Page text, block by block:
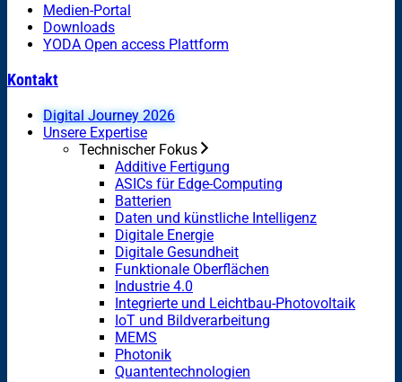
Medien-Portal
Downloads
YODA Open access Plattform
Kontakt
Digital Journey 2026
Unsere Expertise
Technischer Fokus
Additive Fertigung
ASICs für Edge-Computing
Batterien
Daten und künstliche Intelligenz
Digitale Energie
Digitale Gesundheit
Funktionale Oberflächen
Industrie 4.0
Integrierte und Leichtbau-Photovoltaik
IoT und Bildverarbeitung
MEMS
Photonik
Quantentechnologien